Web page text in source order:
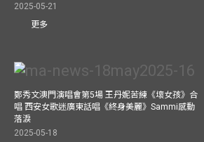
2025-05-21
更多
鄭秀文澳門演唱會第5場 王丹妮苦練《壞女孩》合
唱 西安女歌迷廣東話唱《終身美麗》Sammi感動
落淚
2025-05-18